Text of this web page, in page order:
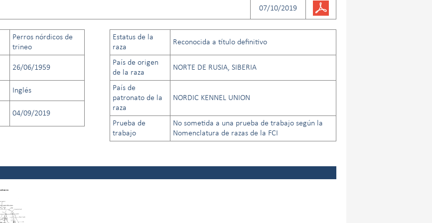
07/10/2019
Perros nórdicos de
trineo
26/06/1959
Inglés
04/09/2019
Estatus de la
raza
Reconocida a título definitivo
País de origen
de la raza
NORTE DE RUSIA, SIBERIA
País de
patronato de la
raza
NORDIC KENNEL UNION
Prueba de
trabajo
No sometida a una prueba de trabajo según la
Nomenclatura de razas de la FCI